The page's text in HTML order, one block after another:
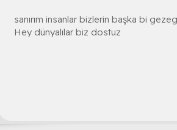
sanırım insanlar bizlerin başka bi
Hey dünyalılar biz dostuz